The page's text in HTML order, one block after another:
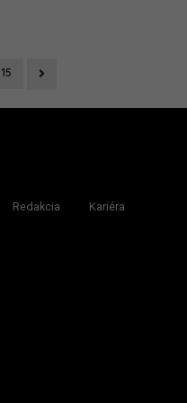
15
Redakcia Kariéra